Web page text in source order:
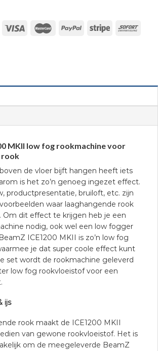
MKII low fog rookmachine voor
rook
de vloer bijft hangen heeft iets
is het zo’n genoeg ingezet effect.
productpresentatie, bruiloft, etc. zijn
waar laaghangende rook
Om dit effect te krijgen heb je een
nodig, ook wel een low fogger
ICE1200 MKII is zo’n low fog
je dat super coole effect kunt
set wordt de rookmachine geleverd
low fog rookvloeistof voor een
ijs
rook maakt de ICE1200 MKII
van gewone rookvloeistof. Het is
om de meegeleverde BeamZ